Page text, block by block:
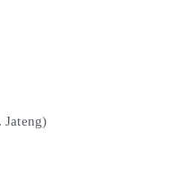
Jateng)